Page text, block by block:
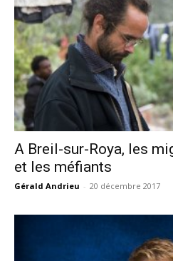
A Breil-sur-Roya, les
et les méfiants
Gérald Andrieu - 20 décembre 2017